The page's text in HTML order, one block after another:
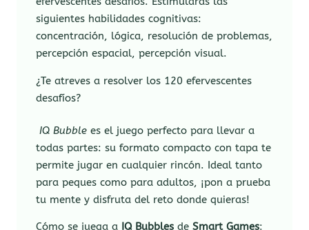
siguientes habilidades cognitivas:
concentración, lógica, resolución de problemas,
percepción espacial, percepción visual.
¿Te atreves a resolver los 120 efervescentes
desafíos?
IQ Bubble es el juego perfecto para llevar a
todas partes: su formato compacto con tapa te
permite jugar en cualquier rincón. Ideal tanto
para peques como para adultos, ¡pon a prueba
tu mente y disfruta del reto donde quieras!
Cómo se juega a IQ BubblesdeSmart Games: